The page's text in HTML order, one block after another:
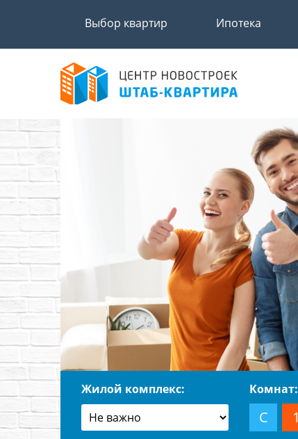
Выбор квартир Ипотека
Жилой комплекс: Комнат:
С 1